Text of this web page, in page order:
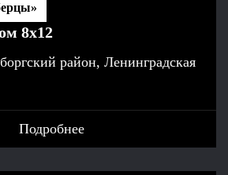
8х12
район, Ленинградская
Подробнее